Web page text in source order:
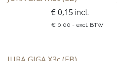
€ 0,15 incl.
€ 0,00 - excl. BTW